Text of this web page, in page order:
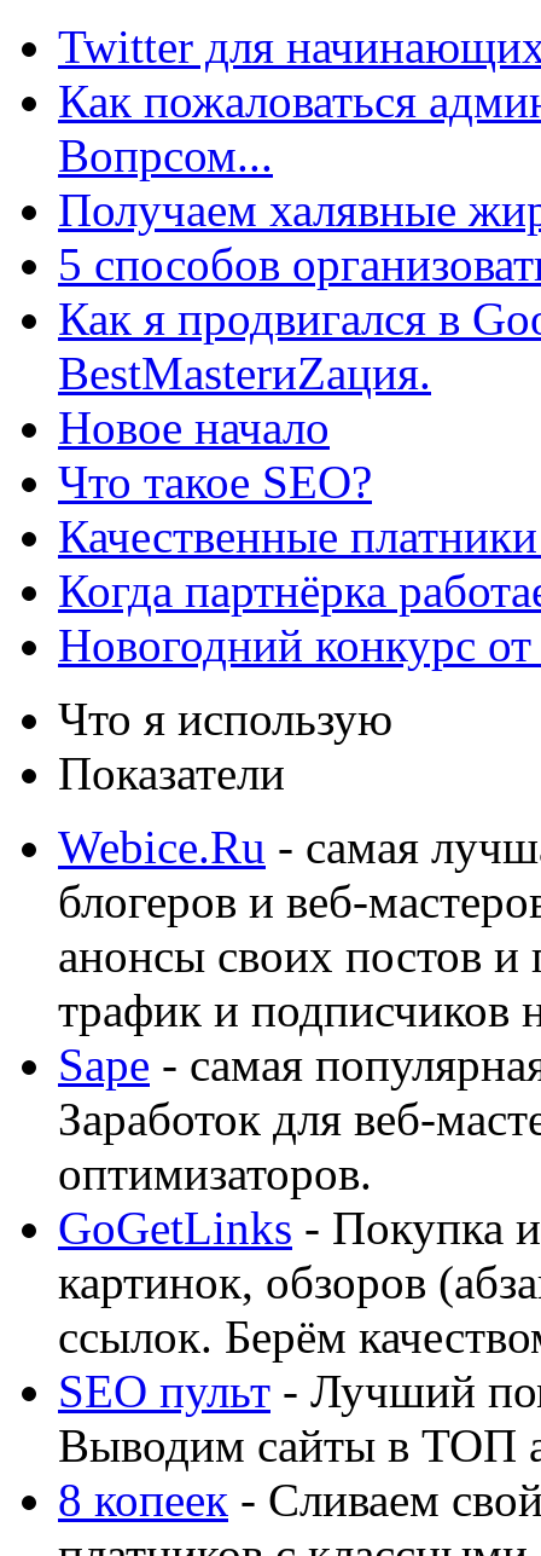
Twitter для
Как пожаловаться
Вопрсом...
Получаем халявные
5 способов
Как я продвигался в
BestMasterиZация.
Новое начало
Что такое SEO?
Качественные
Когда партнёрка
Новогодний конкурс
Что я использую
Показатели
Webice.Ru - самая
блогеров и веб-
анонсы своих постов
трафик и подписчиков
Sape - самая
Заработок для веб-
оптимизаторов.
GoGetLinks - Покупка
картинок, обзоров
ссылок. Берём
SEO пульт - Лучший
Выводим сайты в ТОП
8 копеек - Сливаем